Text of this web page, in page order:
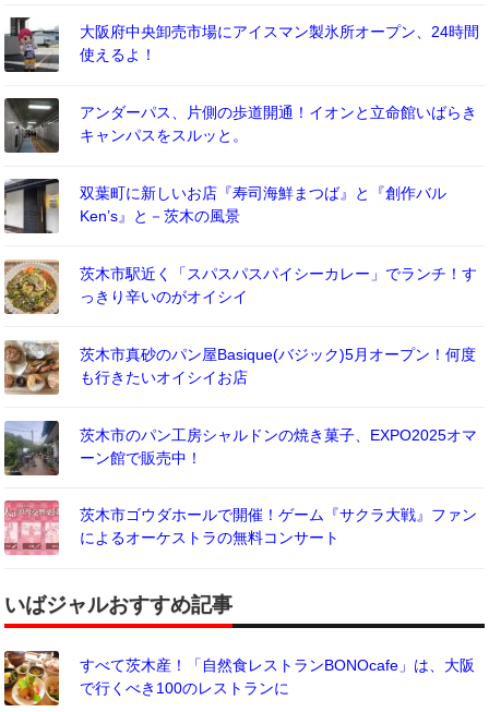
大阪府中央卸売市場にアイスマン製氷所オープン、24時間
使えるよ！
アンダーパス、片側の歩道開通！イオンと立命館いばらき
キャンパスをスルッと。
双葉町に新しいお店『寿司海鮮まつば』と『創作バル
Ken’s』と－茨木の風景
茨木市駅近く「スパスパスパイシーカレー」でランチ！す
っきり辛いのがオイシイ
茨木市真砂のパン屋Basique(バジック)5月オープン！何度
も行きたいオイシイお店
茨木市のパン工房シャルドンの焼き菓子、EXPO2025オマ
ーン館で販売中！
茨木市ゴウダホールで開催！ゲーム『サクラ大戦』ファン
によるオーケストラの無料コンサート
いばジャルおすすめ記事
すべて茨木産！「自然食レストランBONOcafe」は、大阪
で行くべき100のレストランに